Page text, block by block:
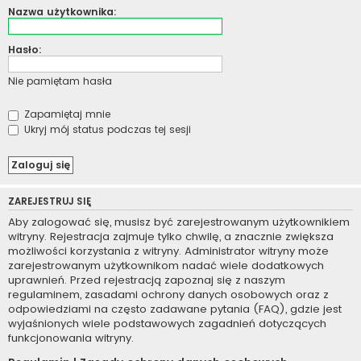
Nazwa użytkownika:
Hasło:
Nie pamiętam hasła
Zapamiętaj mnie
Ukryj mój status podczas tej sesji
ZAREJESTRUJ SIĘ
Aby zalogować się, musisz być zarejestrowanym użytkownikiem
witryny. Rejestracja zajmuje tylko chwilę, a znacznie zwiększa
możliwości korzystania z witryny. Administrator witryny może
zarejestrowanym użytkownikom nadać wiele dodatkowych
uprawnień. Przed rejestracją zapoznaj się z naszym
regulaminem, zasadami ochrony danych osobowych oraz z
odpowiedziami na często zadawane pytania (FAQ), gdzie jest
wyjaśnionych wiele podstawowych zagadnień dotyczących
funkcjonowania witryny.